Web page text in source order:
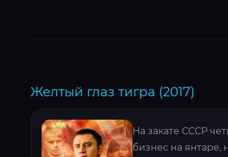
Желтый глаз тигра (2017)
На закате СССР
бизнес на янтаре,